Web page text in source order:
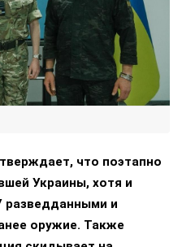
что поэтапно
Украины, хотя и
разведданными и
оружие. Также